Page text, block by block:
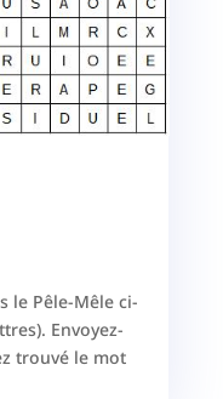
le Pêle-Mêle ci-
Envoyez-
trouvé le mot